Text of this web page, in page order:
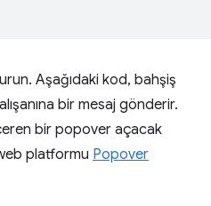
Aşağıdaki kod, bahşiş
bir mesaj gönderir.
bir popover açacak
platformu Popover